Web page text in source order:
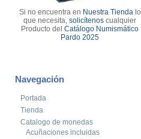
Si no encuentra en Nuestra Tiendalo
que necesita,solicítenos cualquier
Producto delCatálogo Numismático
Pardo 2025
Navegación
Portada
Tienda
Catalogo de monedas
Acuñaciones incluidas